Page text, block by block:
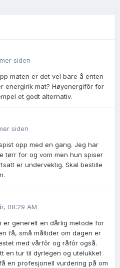
siden
maten er det vel bare å enten
energirik mat? Høyenergifôr for
et godt alternativ.
siden
opp med en gang. Jeg har
tørr for og vom men hun spiser
er undervektig. Skal bestille
08:29 AM
er generelt en dårlig metode for
få, små måltider om dagen er
med vårfôr og råfôr også.
en tur til dyrlegen og utelukket
en profesjonell vurdering på om